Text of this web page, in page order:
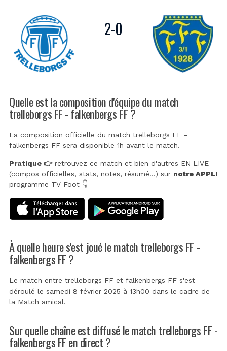
2-0
Quelle est la composition d'équipe du match
trelleborgs FF - falkenbergs FF ?
La composition officielle du match trelleborgs FF -
falkenbergs FF sera disponible 1h avant le match.
Pratique 👉retrouvez ce match et bien d'autres EN LIVE
(compos officielles, stats, notes, résumé...) sur notre APPLI
programme TV Foot 👇
À quelle heure s'est joué le match trelleborgs FF -
falkenbergs FF ?
Le match entre trelleborgs FF et falkenbergs FF s'est
déroulé le samedi 8 février 2025 à 13h00 dans le cadre de
la Match amical.
Sur quelle chaîne est diffusé le match trelleborgs FF -
falkenbergs FF en direct ?